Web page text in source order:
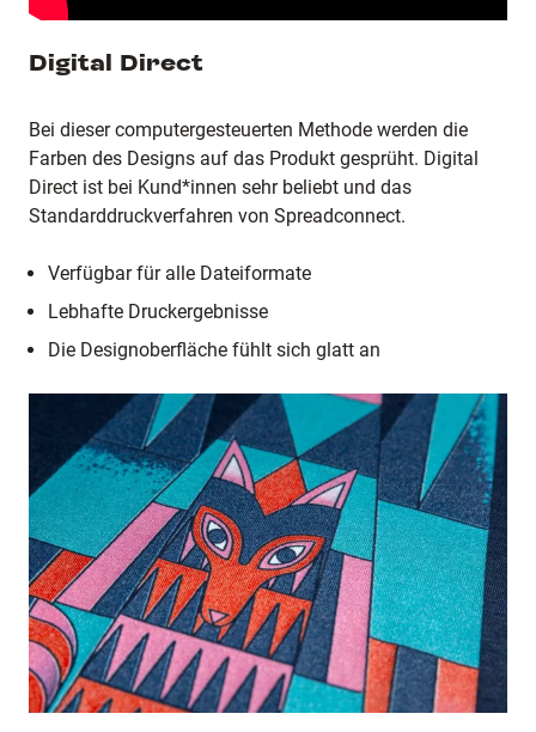
Digital Direct
Bei dieser computergesteuerten Methode werden die
Farben des Designs auf das Produkt gesprüht. Digital
Direct ist bei Kund*innen sehr beliebt und das
Standarddruckverfahren von Spreadconnect.
Verfügbar für alle Dateiformate
Lebhafte Druckergebnisse
Die Designoberfläche fühlt sich glatt an